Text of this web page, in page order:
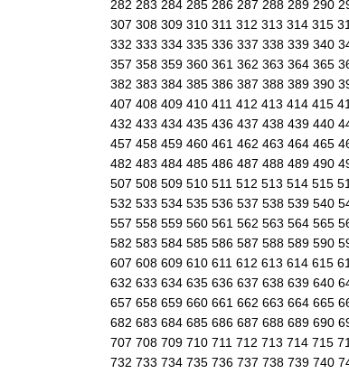
282 283 284 285 286 287 288 289 290
307 308 309 310 311 312 313 314 315
332 333 334 335 336 337 338 339 340
357 358 359 360 361 362 363 364 365
382 383 384 385 386 387 388 389 390
407 408 409 410 411 412 413 414 415
432 433 434 435 436 437 438 439 440
457 458 459 460 461 462 463 464 465
482 483 484 485 486 487 488 489 490
507 508 509 510 511 512 513 514 515
532 533 534 535 536 537 538 539 540
557 558 559 560 561 562 563 564 565
582 583 584 585 586 587 588 589 590
607 608 609 610 611 612 613 614 615
632 633 634 635 636 637 638 639 640
657 658 659 660 661 662 663 664 665
682 683 684 685 686 687 688 689 690
707 708 709 710 711 712 713 714 715
732 733 734 735 736 737 738 739 740